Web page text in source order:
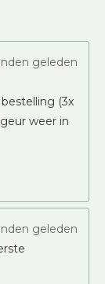
geleden
(3x
weer in
geleden